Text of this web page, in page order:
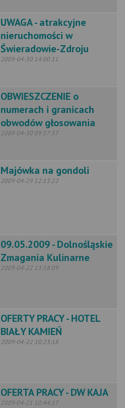
UWAGA - atrakcyjne
nieruchomości w
Świeradowie-Zdroju
2009-04-30 14:00:11
OBWIESZCZENIE o
numerach i granicach
obwodów głosowania
2009-04-30 09:57:57
Majówka na gondoli
2009-04-29 12:13:22
09.05.2009 - Dolnośląskie
Zmagania Kulinarne
2009-04-22 13:58:09
OFERTY PRACY - HOTEL
BIAŁY KAMIEŃ
2009-04-22 10:23:18
OFERTA PRACY - DW KAJA
2009-04-21 10:44:17